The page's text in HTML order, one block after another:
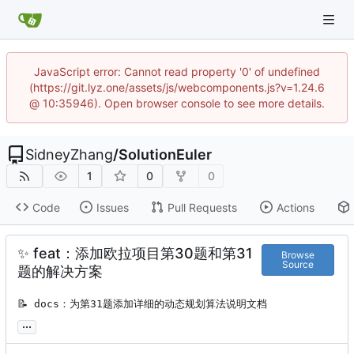
JavaScript error: Cannot read property '0' of undefined
(https://git.lyz.one/assets/js/webcomponents.js?v=1.24.6
@ 10:35946). Open browser console to see more details.
SidneyZhang/SolutionEuler
1 0 0
Code Issues Pull Requests Actions
✨ feat：添加欧拉项目第30题和第31
题的解决方案
Browse
Source
📝 docs：为第31题添加详细的动态规划算法说明文档
...